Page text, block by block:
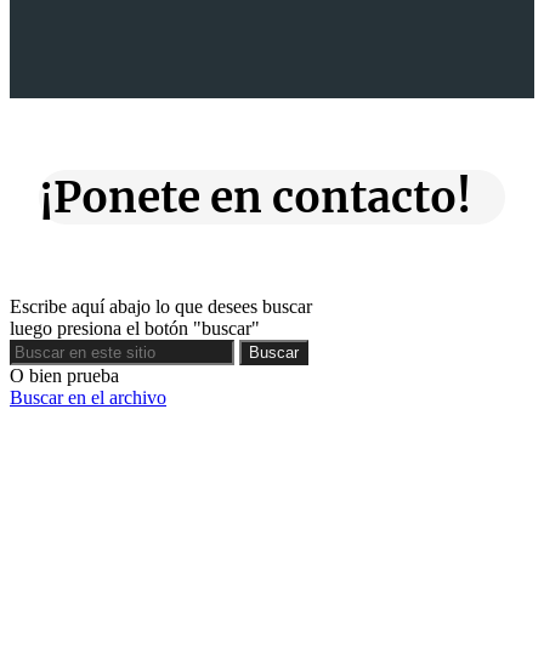
¡Ponete en contacto!
Escribe aquí abajo lo que desees buscar
luego presiona el botón "buscar"
Buscar
Buscar
O bien prueba
Buscar en el archivo